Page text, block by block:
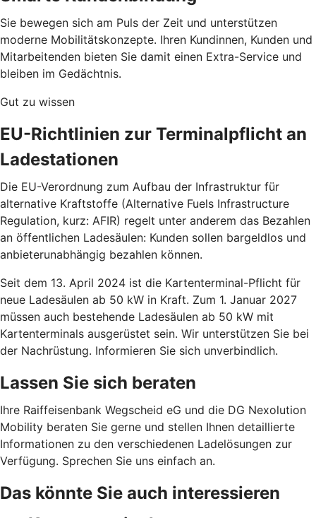
Sie bewegen sich am Puls der Zeit und unterstützen
moderne Mobilitätskonzepte. Ihren Kundinnen, Kunden und
Mitarbeitenden bieten Sie damit einen Extra-Service und
bleiben im Gedächtnis.
Gut zu wissen
EU-Richtlinien zur Terminalpflicht an
Ladestationen
Die EU-Verordnung zum Aufbau der Infrastruktur für
alternative Kraftstoffe (Alternative Fuels Infrastructure
Regulation, kurz: AFIR) regelt unter anderem das Bezahlen
an öffentlichen Ladesäulen: Kunden sollen bargeldlos und
anbieterunabhängig bezahlen können.
Seit dem 13. April 2024 ist die Kartenterminal-Pflicht für
neue Ladesäulen ab 50 kW in Kraft. Zum 1. Januar 2027
müssen auch bestehende Ladesäulen ab 50 kW mit
Kartenterminals ausgerüstet sein. Wir unterstützen Sie bei
der Nachrüstung. Informieren Sie sich unverbindlich.
Lassen Sie sich beraten
Ihre Raiffeisenbank Wegscheid eG und die DG Nexolution
Mobility beraten Sie gerne und stellen Ihnen detaillierte
Informationen zu den verschiedenen Ladelösungen zur
Verfügung. Sprechen Sie uns einfach an.
Das könnte Sie auch interessieren